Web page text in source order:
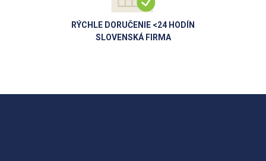
RÝCHLE DORUČENIE <24 HODÍN
SLOVENSKÁ FIRMA